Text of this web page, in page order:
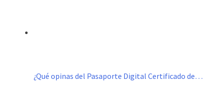
¿Qué opinas del Pasaporte Digital Certificado de…